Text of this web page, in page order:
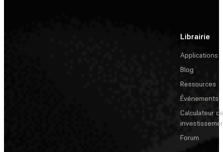
Librairie
Applications
Blog
Ressources
Événements
Calculateur
Forum